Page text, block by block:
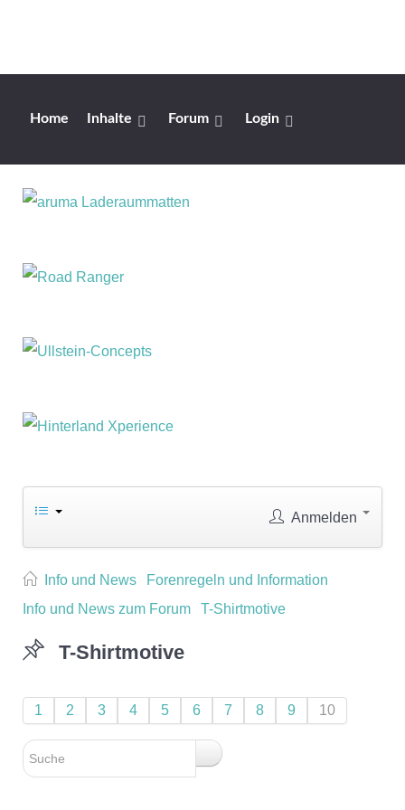
Home Inhalte Forum Login
Anmelden
Info und News
Forenregeln und Information
Info und News zum Forum
T-Shirtmotive
T-Shirtmotive
1 2 3 4 5 6 7 8 9 10